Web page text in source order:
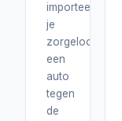
importeer
je
zorgeloos
een
auto
tegen
de